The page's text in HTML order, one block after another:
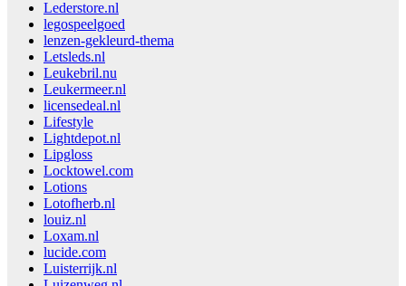
Lederstore.nl
legospeelgoed
lenzen-gekleurd-thema
Letsleds.nl
Leukebril.nu
Leukermeer.nl
licensedeal.nl
Lifestyle
Lightdepot.nl
Lipgloss
Locktowel.com
Lotions
Lotofherb.nl
louiz.nl
Loxam.nl
lucide.com
Luisterrijk.nl